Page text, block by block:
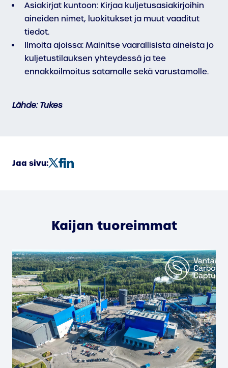
Asiakirjat kuntoon: Kirjaa kuljetusasiakirjoihin
aineiden nimet, luokitukset ja muut vaaditut
tiedot.
Ilmoita ajoissa: Mainitse vaarallisista aineista jo
kuljetustilauksen yhteydessä ja tee
ennakkoilmoitus satamalle sekä varustamolle.
Lähde: Tukes
Jaa sivu:
Kaijan tuoreimmat